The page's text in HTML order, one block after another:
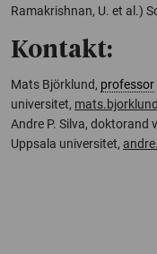
Ramakrishnan, U. et al.)
Kontakt:
Mats Björklund, professor
universitet,
Andre P. Silva, doktorand
Uppsala universitet,